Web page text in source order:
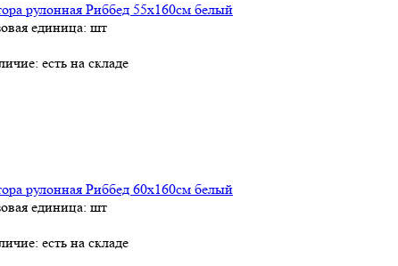
рулонная Риббед 55х160см белый
единица: шт
есть на складе
рулонная Риббед 60х160см белый
единица: шт
есть на складе